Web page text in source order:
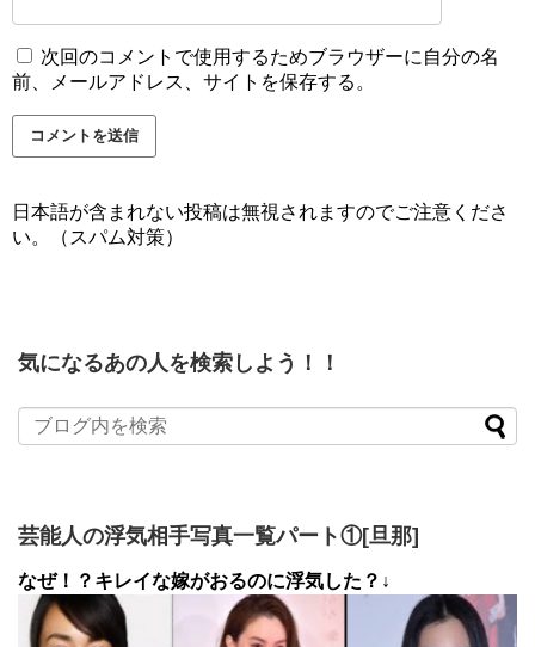
次回のコメントで使用するためブラウザーに自分の名
前、メールアドレス、サイトを保存する。
日本語が含まれない投稿は無視されますのでご注意くださ
い。（スパム対策）
気になるあの人を検索しよう！！
芸能人の浮気相手写真一覧パート①[旦那]
なぜ！？キレイな嫁がおるのに浮気した？↓